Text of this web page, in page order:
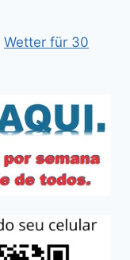
Wetter für 30